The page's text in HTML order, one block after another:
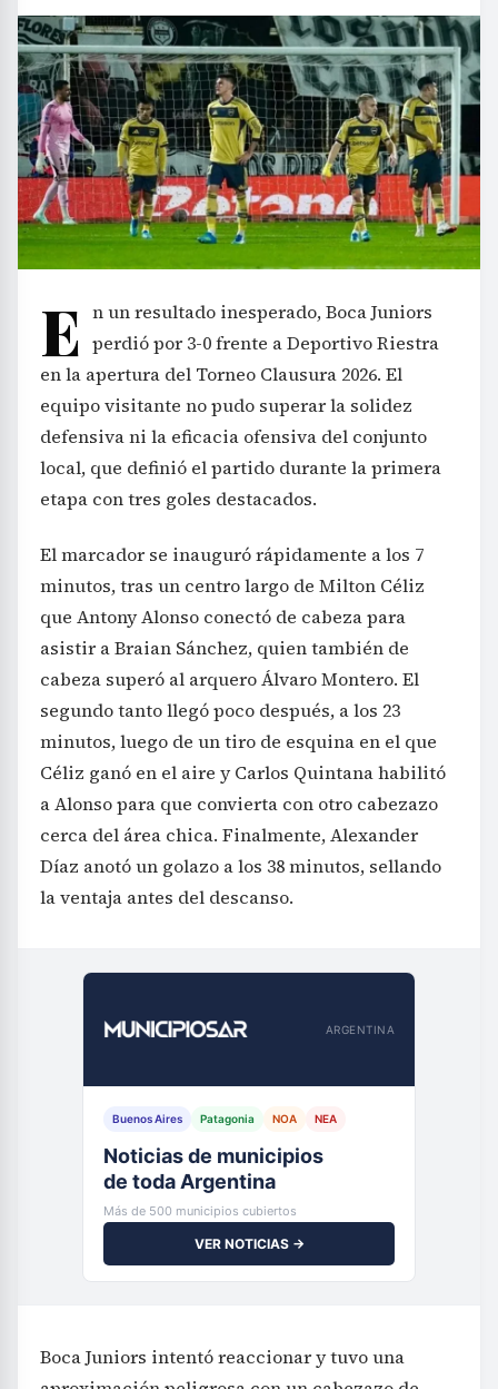
E n un resultado inesperado, Boca Juniors
perdió por 3-0 frente a Deportivo Riestra
en la apertura del Torneo Clausura 2026. El
equipo visitante no pudo superar la solidez
defensiva ni la eficacia ofensiva del conjunto
local, que definió el partido durante la primera
etapa con tres goles destacados.
El marcador se inauguró rápidamente a los 7
minutos, tras un centro largo de Milton Céliz
que Antony Alonso conectó de cabeza para
asistir a Braian Sánchez, quien también de
cabeza superó al arquero Álvaro Montero. El
segundo tanto llegó poco después, a los 23
minutos, luego de un tiro de esquina en el que
Céliz ganó en el aire y Carlos Quintana habilitó
a Alonso para que convierta con otro cabezazo
cerca del área chica. Finalmente, Alexander
Díaz anotó un golazo a los 38 minutos, sellando
la ventaja antes del descanso.
ARGENTINA
Buenos Aires Patagonia NOA NEA
Noticias de municipios
de toda Argentina
Más de 500 municipios cubiertos
VER NOTICIAS →
Boca Juniors intentó reaccionar y tuvo una